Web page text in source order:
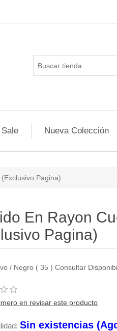
Sale Nueva Colección
Pagina)
En Rayon
Pagina)
/ Negro ( 35 ) Consultar
en revisar este producto
Sin existencias